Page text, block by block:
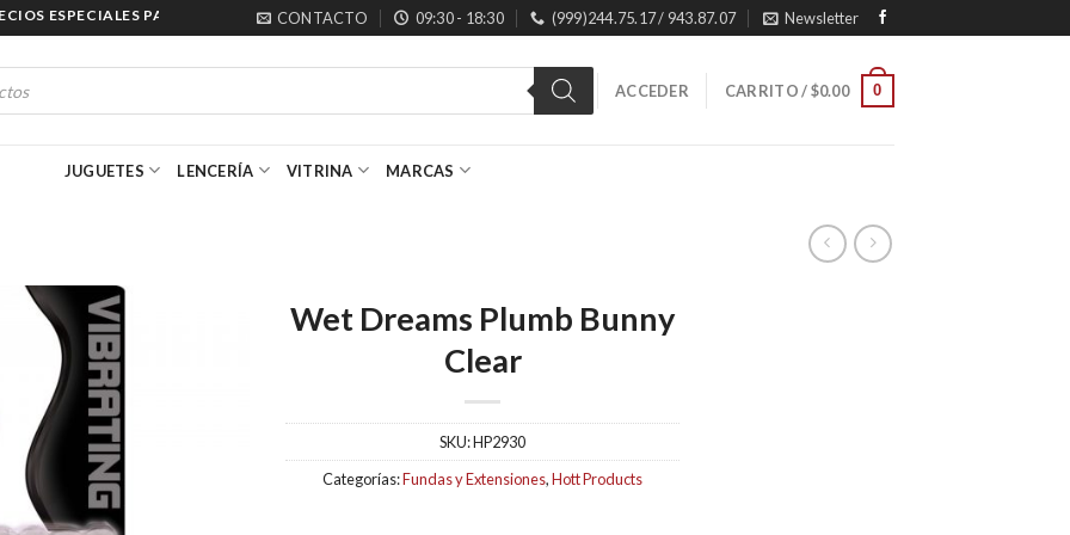
ESPECIALES PARA MAYORISTAS CONTACTO 09:30 - 18:30 (999)244.75.17 / 943.87.07 Newsletter
ACCEDER CARRITO /$0.00 0
JUGUETES LENCERÍA VITRINA MARCAS
Wet Dreams Plumb Bunny
Clear
SKU:HP2930
Categorías:Fundas y Extensiones,Hott Products